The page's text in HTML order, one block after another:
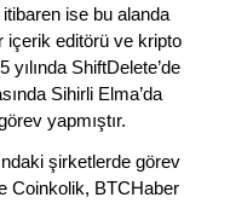
itibaren ise bu alanda
içerik editörü ve kripto
ShiftDelete’de
Sihirli Elma’da
yapmıştır.
şirketlerde görev
Coinkolik, BTCHaber